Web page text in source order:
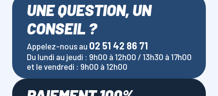
UNE QUESTION, UN
CONSEIL ?
Appelez-nous au 02 51 42 86 71
Du lundi au jeudi : 9h00 à 12h00 / 13h30 à 17h00
et le vendredi : 9h00 à 12h00